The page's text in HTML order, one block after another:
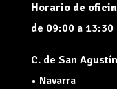
Horario de
de 09:00 a 13:30
C. de San
• Navarra